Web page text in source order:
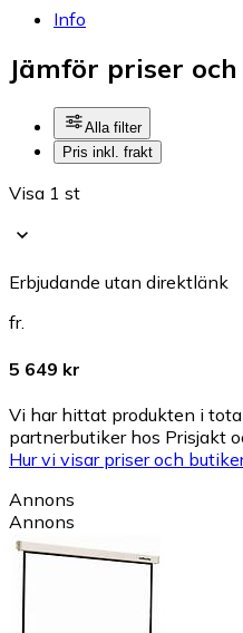
Info
Jämför priser
Alla filter
Pris inkl. frakt
Visa 1 st
Erbjudande utan direktlänk
fr.
5 649 kr
Vi har hittat produkten i
partnerbutiker hos Prisjakt
Hur vi visar priser och
Annons
Annons